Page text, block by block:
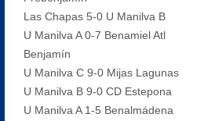
Las Chapas 5-0 U Manilva B
U Manilva A 0-7 Benamiel Atl
Benjamín
U Manilva C 9-0 Mijas Lagunas
U Manilva B 9-0 CD Estepona
U Manilva A 1-5 Benalmádena